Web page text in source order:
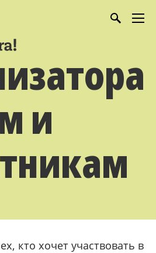
и
кто хочет участвовать в